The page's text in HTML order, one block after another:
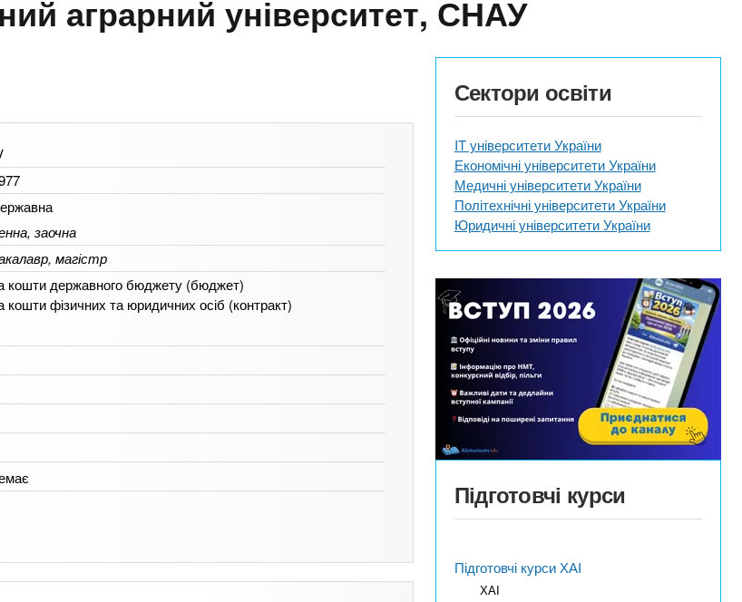
аграрний університет, СНАУ
заочна
магістр
кошти державного бюджету (бюджет)
кошти фізичних та юридичних осіб (контракт)
Сектори освіти
IT університети України
Економічні університети України
Медичні університети України
Політехнічні університети України
Юридичні університети України
Підготовчі курси
Підготовчі курси ХАІ
ХАІ